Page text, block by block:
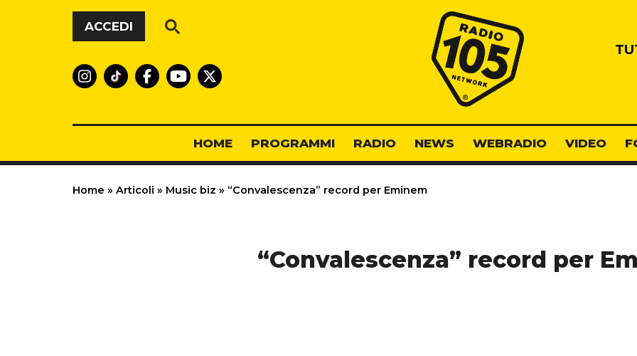
Vai al contenuto
ACCEDI
Radio 105
HOME PROGRAMMI RADIO NEWS WEBRADIO VIDEO
Home » Articoli » Music biz » “Convalescenza” record per Eminem
“Convalescenza” record per